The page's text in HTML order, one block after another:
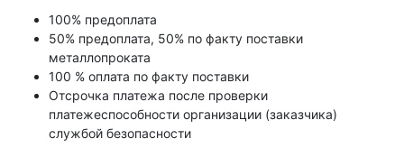
100% предоплата
50% предоплата, 50% по факту поставки
металлопроката
100 % оплата по факту поставки
Отсрочка платежа после проверки
платежеспособности организации (заказчика)
службой безопасности